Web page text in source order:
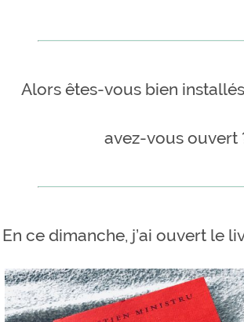
Alors êtes-vous bien
avez-vous ouvert
En ce dimanche, j’ai ouvert le